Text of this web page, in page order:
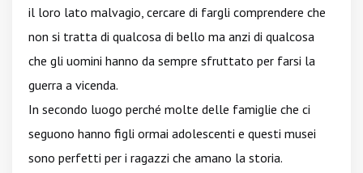
il loro lato malvagio, cercare di fargli comprendere che
non si tratta di qualcosa di bello ma anzi di qualcosa
che gli uomini hanno da sempre sfruttato per farsi la
guerra a vicenda.
In secondo luogo perché molte delle famiglie che ci
seguono hanno figli ormai adolescenti e questi musei
sono perfetti per i ragazzi che amano la storia.